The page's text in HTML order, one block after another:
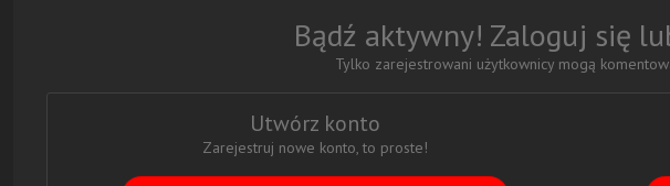
Bądź aktywny! Zaloguj się
Tylko zarejestrowani użytkownicy mogą
Utwórz konto
Zarejestruj nowe konto, to proste!